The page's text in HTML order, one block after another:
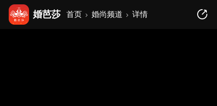
婚芭莎 首页 婚尚频道 详情